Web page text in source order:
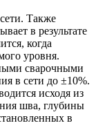
Также
в результате
когда
уровня.
сварочными
в сети до ±10%.
исходя из
шва, глубины
в